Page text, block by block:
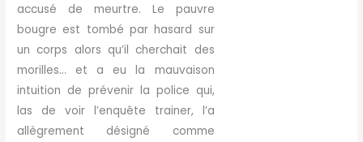
accusé de meurtre. Le pauvre
bougre est tombé par hasard sur
un corps alors qu’il cherchait des
morilles… et a eu la mauvaison
intuition de prévenir la police qui,
las de voir l’enquête trainer, l’a
allègrement désigné comme